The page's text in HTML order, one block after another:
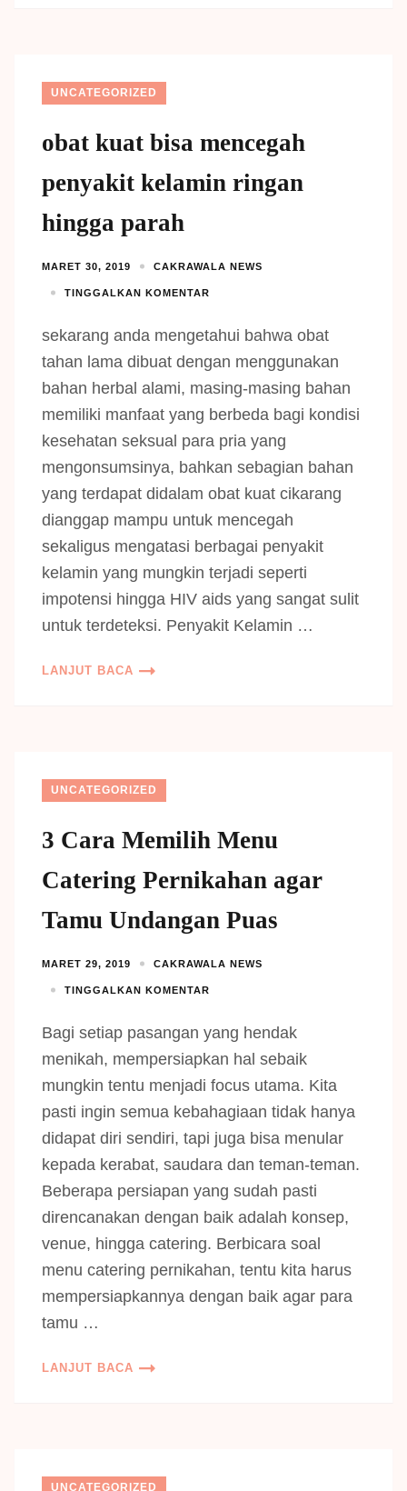
UNCATEGORIZED
obat kuat bisa mencegah
penyakit kelamin ringan
hingga parah
MARET 30, 2019 CAKRAWALA NEWS
TINGGALKAN KOMENTAR
sekarang anda mengetahui bahwa obat
tahan lama dibuat dengan menggunakan
bahan herbal alami, masing-masing bahan
memiliki manfaat yang berbeda bagi kondisi
kesehatan seksual para pria yang
mengonsumsinya, bahkan sebagian bahan
yang terdapat didalam obat kuat cikarang
dianggap mampu untuk mencegah
sekaligus mengatasi berbagai penyakit
kelamin yang mungkin terjadi seperti
impotensi hingga HIV aids yang sangat sulit
untuk terdeteksi. Penyakit Kelamin …
LANJUT BACA
UNCATEGORIZED
3 Cara Memilih Menu
Catering Pernikahan agar
Tamu Undangan Puas
MARET 29, 2019 CAKRAWALA NEWS
TINGGALKAN KOMENTAR
Bagi setiap pasangan yang hendak
menikah, mempersiapkan hal sebaik
mungkin tentu menjadi focus utama. Kita
pasti ingin semua kebahagiaan tidak hanya
didapat diri sendiri, tapi juga bisa menular
kepada kerabat, saudara dan teman-teman.
Beberapa persiapan yang sudah pasti
direncanakan dengan baik adalah konsep,
venue, hingga catering. Berbicara soal
menu catering pernikahan, tentu kita harus
mempersiapkannya dengan baik agar para
tamu …
LANJUT BACA
UNCATEGORIZED